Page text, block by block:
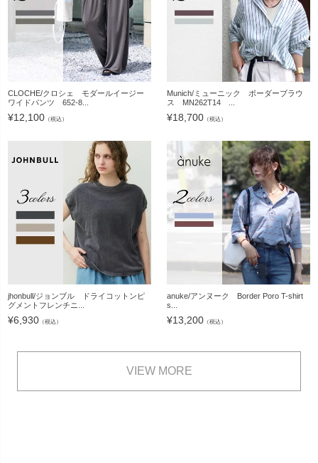
CLOCHE/クロシェ モダールイージー
ワイドパンツ 652-8...
¥12,100 （税込）
Munich/ミューニック ボーダーブラウ
ス MN262T14 ...
¥18,700 （税込）
jhonbull/ジョンブル ドライコットンピ
グメントフレンチニ...
¥6,930 （税込）
anuke/アンヌーク Border Poro T-shirt
s...
¥13,200 （税込）
VIEW MORE